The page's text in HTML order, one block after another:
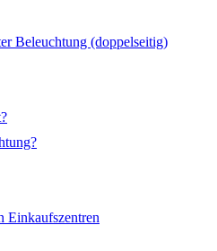
Beleuchtung (doppelseitig)
Einkaufszentren